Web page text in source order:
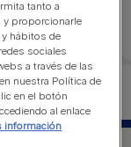
tanto a
y proporcionarle
hábitos de
sociales
a través de las
nuestra Política de
en el botón
al enlace
información